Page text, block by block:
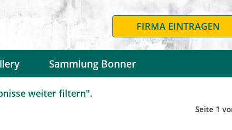
FIRMA EINTRAGEN
Sammlung Bonner
weiter filtern".
Seite 1